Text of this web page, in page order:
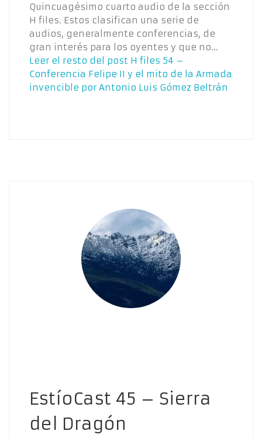
Quincuagésimo cuarto audio de la sección
H files. Estos clasifican una serie de
audios, generalmente conferencias, de
gran interés para los oyentes y que no…
Leer el resto del post H files 54 –
Conferencia Felipe II y el mito de la Armada
invencible por Antonio Luis Gómez Beltrán
EstíoCast 45 – Sierra
del Dragón